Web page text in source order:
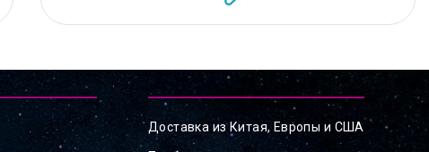
Доставка из Китая, Европы и США